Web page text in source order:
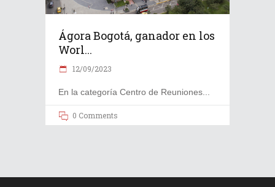
Ágora Bogotá, ganador en los
Worl...
12/09/2023
En la categoría Centro de Reuniones
0 Comments